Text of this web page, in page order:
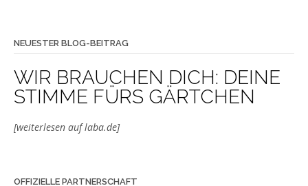
NEUESTER BLOG-BEITRAG
WIR BRAUCHEN DICH: DEINE
STIMME FÜRS GÄRTCHEN
[weiterlesen auf laba.de]
OFFIZIELLE PARTNERSCHAFT